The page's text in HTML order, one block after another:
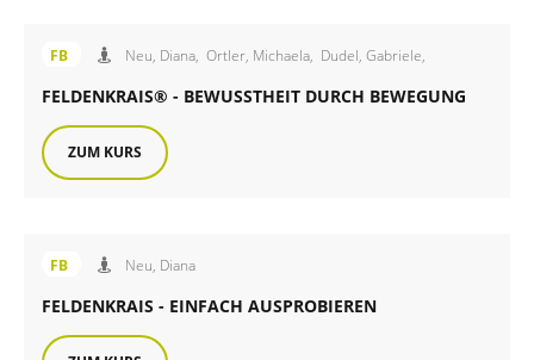
FBAngebot der FiB Familienbildung
Neu, Diana, Ortler, Michaela, Dudel, Gabriele,
FELDENKRAIS® - BEWUSSTHEIT DURCH BEWEGUNG
ZUM KURS
FBAngebot der FiB Familienbildung
Neu, Diana
FELDENKRAIS - EINFACH AUSPROBIEREN